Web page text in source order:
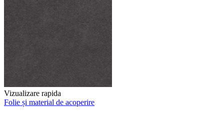
Vizualizare rapida
Folie și material de acoperire